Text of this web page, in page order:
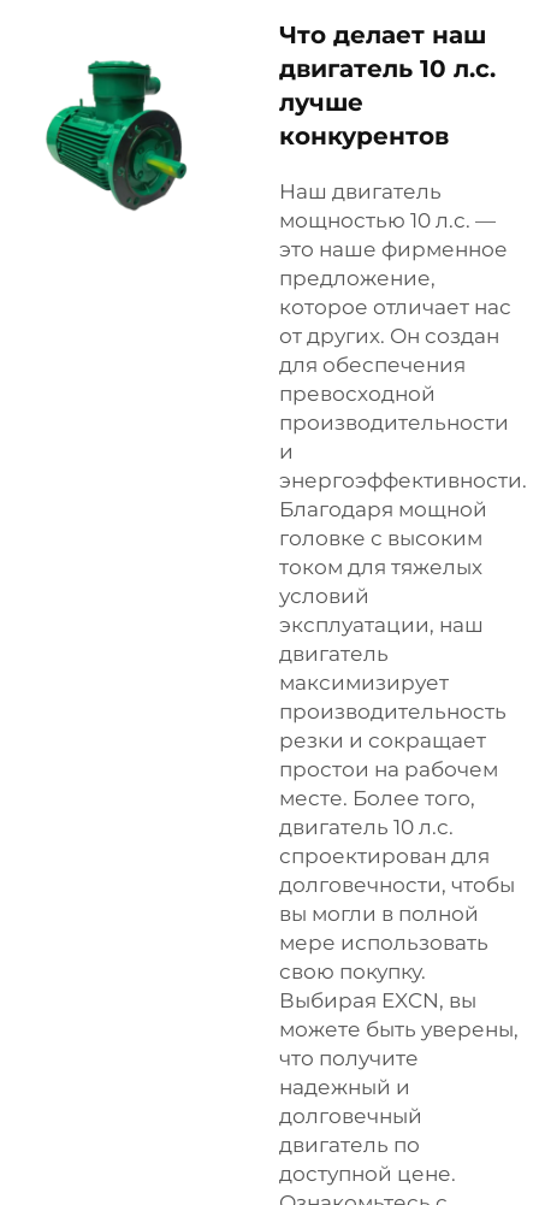
Что делает наш
двигатель 10 л.с.
лучше
конкурентов
Наш двигатель
мощностью 10 л.с. —
это наше фирменное
предложение,
которое отличает нас
от других. Он создан
для обеспечения
превосходной
производительности
и
энергоэффективности.
Благодаря мощной
головке с высоким
током для тяжелых
условий
эксплуатации, наш
двигатель
максимизирует
производительность
резки и сокращает
простои на рабочем
месте. Более того,
двигатель 10 л.с.
спроектирован для
долговечности, чтобы
вы могли в полной
мере использовать
свою покупку.
Выбирая EXCN, вы
можете быть уверены,
что получите
надежный и
долговечный
двигатель по
доступной цене.